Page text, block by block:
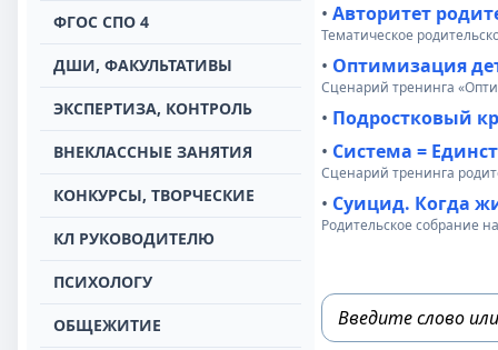
ФГОС СПО 4
ДШИ, ФАКУЛЬТАТИВЫ
ЭКСПЕРТИЗА, КОНТРОЛЬ
ВНЕКЛАССНЫЕ ЗАНЯТИЯ
КОНКУРСЫ, ТВОРЧЕСКИЕ
КЛ РУКОВОДИТЕЛЮ
ПСИХОЛОГУ
ОБЩЕЖИТИЕ
• Авторитет
Тематическое
• Оптимизация
Сценарий тренинга
• Подростковый
• Система =
Сценарий тренинга
• Суицид. Когда
Родительское собрание